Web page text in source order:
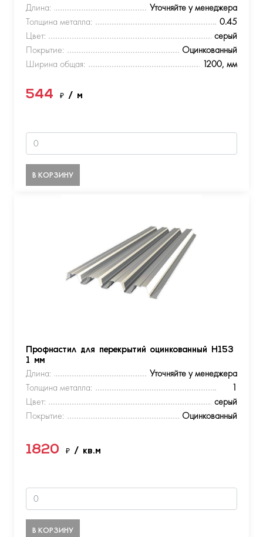
Длина:
Уточняйте у менеджера
Толщина металла:
0.45
Цвет:
серый
Покрытие:
Оцинкованный
Ширина общая:
1200, мм
544 ₽ / м
В КОРЗИНУ
Профнастил для перекрытий оцинкованный Н153
1 мм
Длина:
Уточняйте у менеджера
Толщина металла:
1
Цвет:
серый
Покрытие:
Оцинкованный
1820 ₽ / кв.м
В КОРЗИНУ